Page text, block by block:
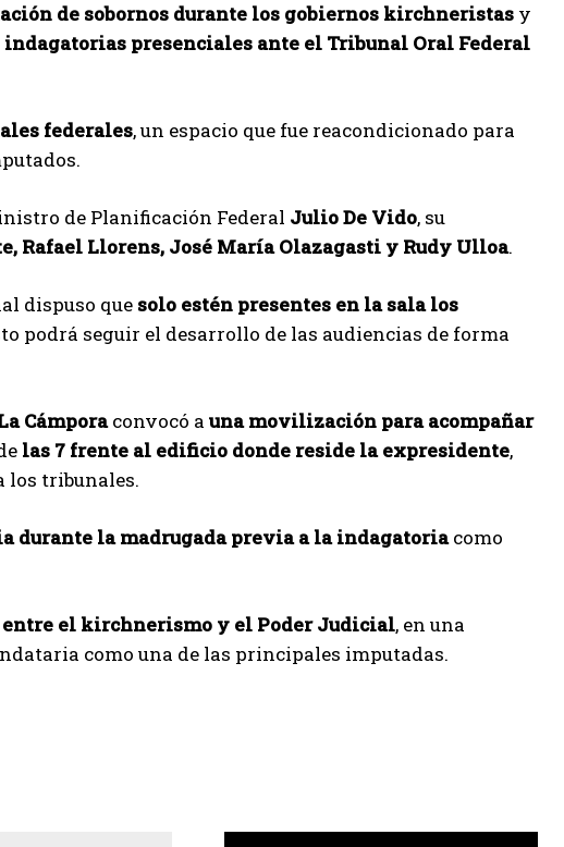
de sobornos durante los gobiernos kirchneristas y
indagatorias presenciales ante el Tribunal Oral Federal
federales, un espacio que fue reacondicionado para
de Planificación Federal Julio De Vido, su
Rafael Llorens, José María Olazagasti y Rudy Ulloa.
dispuso que solo estén presentes en la sala los
podrá seguir el desarrollo de las audiencias de forma
Cámporaconvocó a una movilización para acompañar
las 7 frente al edificio donde reside la expresidente,
los tribunales.
durante la madrugada previa a la indagatoriacomo
el kirchnerismo y el Poder Judicial, en una
como una de las principales imputadas.